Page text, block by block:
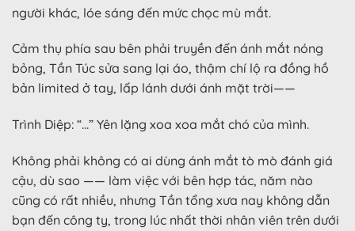
người khác, lóe sáng đến mức chọc mù mắt.
Cảm thụ phía sau bên phải truyền đến ánh mắt nóng
bỏng, Tần Túc sửa sang lại áo, thậm chí lộ ra đồng hồ
bản limited ở tay, lấp lánh dưới ánh mặt trời——
Trình Diệp: “…” Yên lặng xoa xoa mắt chó của mình.
Không phải không có ai dùng ánh mắt tò mò đánh giá
cậu, dù sao —— làm việc với bên hợp tác, năm nào
cũng có rất nhiều, nhưng Tần tổng xưa nay không dẫn
bạn đến công ty, trong lúc nhất thời nhân viên trên dưới